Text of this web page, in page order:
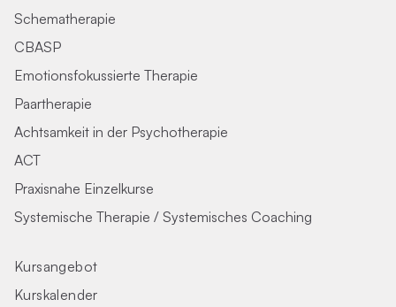
Schematherapie
CBASP
Emotionsfokussierte Therapie
Paartherapie
Achtsamkeit in der Psychotherapie
ACT
Praxisnahe Einzelkurse
Systemische Therapie / Systemisches Coaching
Kursangebot
Kurskalender